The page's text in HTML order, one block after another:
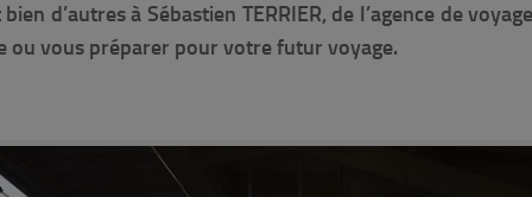
d’autres à Sébastien TERRIER, de l’agence de
ou vous préparer pour votre futur voyage.